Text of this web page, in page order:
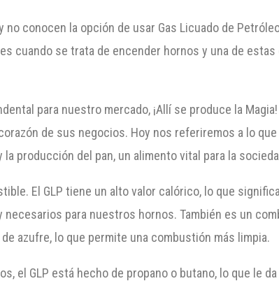
conocen la opción de usar Gas Licuado de
cuando se trata de encender hornos y una de estas
para nuestro mercado, ¡Allí se produce la
de sus negocios. Hoy nos referiremos a lo
producción del pan, un alimento vital para la
El GLP tiene un alto valor calórico, lo que
necesarios para nuestros hornos. También es un
azufre, lo que permite una combustión más limpia.
el GLP está hecho de propano o butano, lo que le